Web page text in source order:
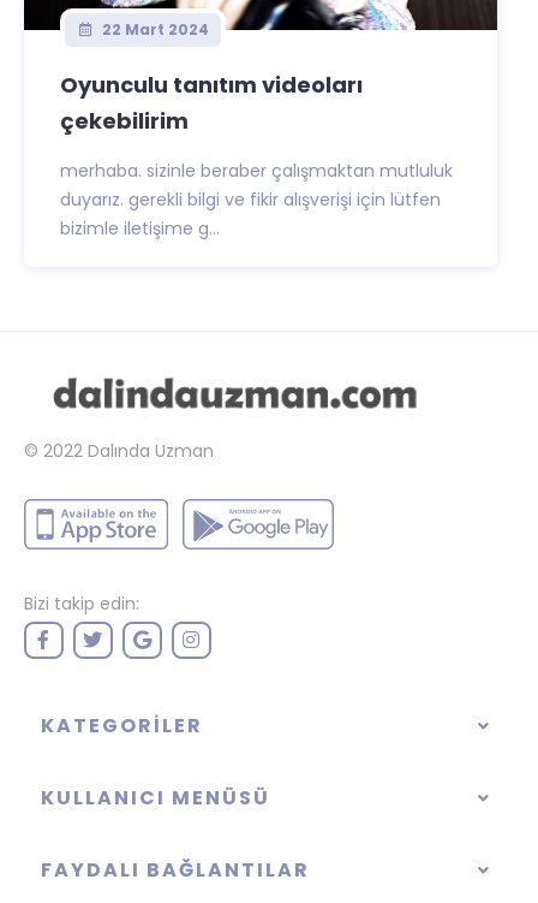
22 Mart 2024
Oyunculu tanıtım videoları
çekebilirim
merhaba. sizinle beraber çalışmaktan mutluluk
duyarız. gerekli bilgi ve fikir alışverişi için lütfen
bizimle iletişime g...
© 2022 Dalında Uzman
Bizi takip edin:
KATEGORILER
KULLANICI MENÜSÜ
FAYDALI BAĞLANTILAR